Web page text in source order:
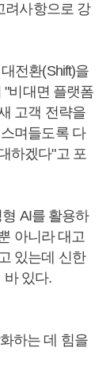
려사항으로 강
전환(Shift)을
"비대면 플랫폼
고객 전략을
며들도록 다
하겠다"고 포
AI를 활용하
아니라 대고
있는데 신한
바 있다.
하는 데 힘을